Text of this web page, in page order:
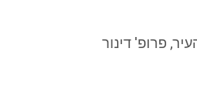
פרופ' דינור